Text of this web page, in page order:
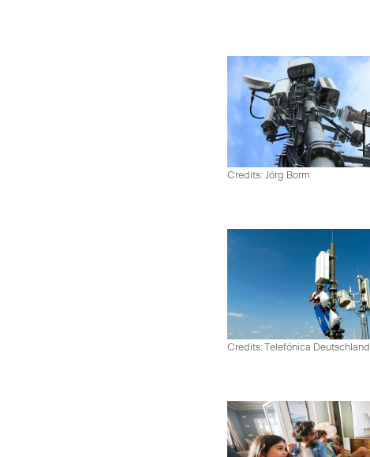
Credits: Jörg Borm
Credits: Telefónica Deutschland